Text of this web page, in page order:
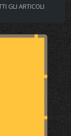
GLI ARTICOLI